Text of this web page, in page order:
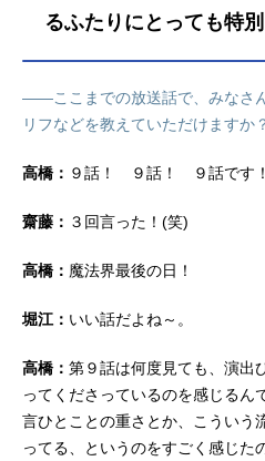
るふたりにとっても特別
――ここまでの放送話で、みなさ
リフなどを教えていただけますか
高橋： ９話！ ９話！ ９話です！
齋藤： ３回言った！(笑)
高橋： 魔法界最後の日！
堀江： いい話だよね～。
高橋： 第９話は何度見ても、演出
ってくださっているのを感じるん
言ひとことの重さとか、こういう
ってる、というのをすごく感じた